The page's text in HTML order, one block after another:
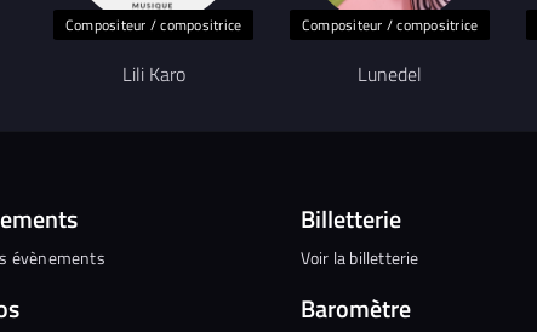
Compositeur / compositrice
Lili Karo
Compositeur / compositrice
Lunedel
évènements
Billetterie
Voir la billetterie
Baromètre